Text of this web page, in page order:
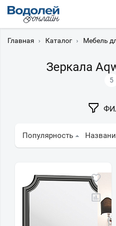
Главная › Каталог › Мебель
Зеркала
5
Популярность